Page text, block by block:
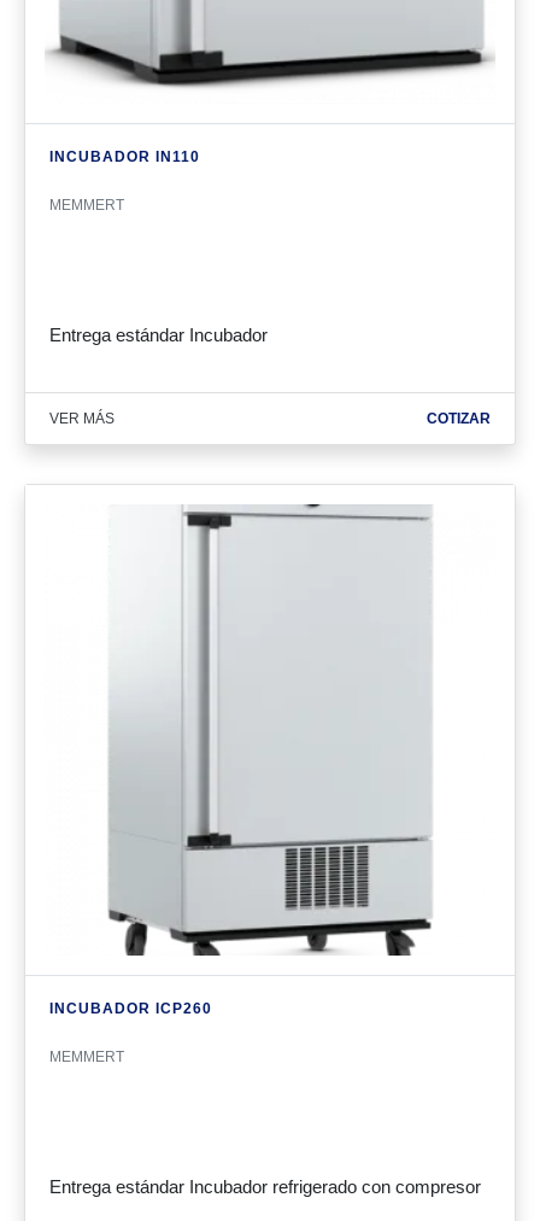
INCUBADOR IN110
MEMMERT
Entrega estándar Incubador
VER MÁS COTIZAR
INCUBADOR ICP260
MEMMERT
Entrega estándar Incubador refrigerado con compresor